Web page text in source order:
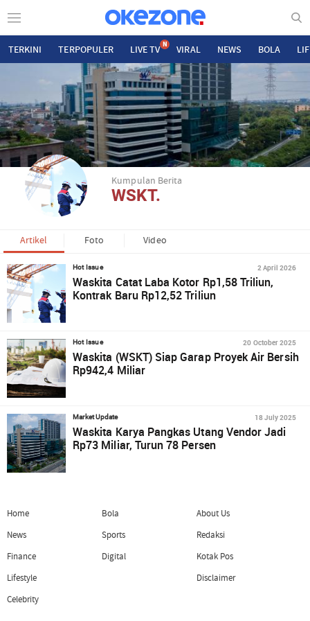
TERKINI TERPOPULER LIVE TV N VIRAL NEWS BOLA
Kumpulan Berita
WSKT.
Artikel Foto Video
Hot Issue 2 April 2026
Waskita Catat Laba Kotor Rp1,58 Triliun,
Kontrak Baru Rp12,52 Triliun
Hot Issue 20 October 2025
Waskita (WSKT) Siap Garap Proyek Air Bersih
Rp942,4 Miliar
Market Update 18 July 2025
Waskita Karya Pangkas Utang Vendor Jadi
Rp73 Miliar, Turun 78 Persen
Home
News
Finance
Lifestyle
Celebrity
Bola
Sports
Digital
About Us
Redaksi
Kotak Pos
Disclaimer